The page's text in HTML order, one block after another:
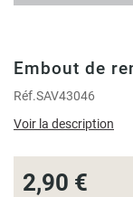
Embout de
Réf.SAV43046
Voir la description
2,90 €